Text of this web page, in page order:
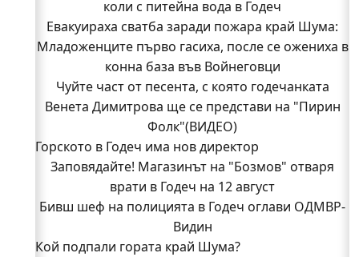
коли с питейна вода в Годеч
Евакуираха сватба заради пожара край Шума:
Младоженците първо гасиха, после се ожениха в
конна база във Войнеговци
Чуйте част от песента, с която годечанката
Венета Димитрова ще се представи на "Пирин
Фолк"(ВИДЕО)
Горското в Годеч има нов директор
Заповядайте! Магазинът на "Бозмов" отваря
врати в Годеч на 12 август
Бивш шеф на полицията в Годеч оглави ОДМВР-
Видин
Кой подпали гората край Шума?